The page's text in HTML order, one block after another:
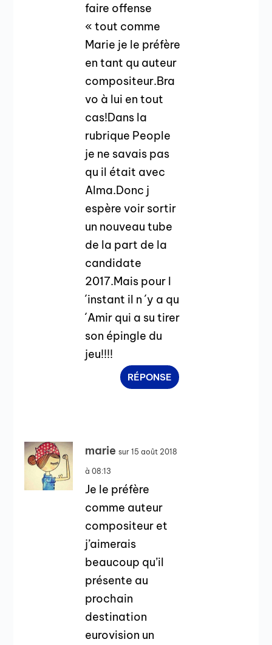
faire offense
« tout comme
Marie je le préfère
en tant qu auteur
compositeur.Bra
vo à lui en tout
cas!Dans la
rubrique People
je ne savais pas
qu il était avec
Alma.Donc j
espère voir sortir
un nouveau tube
de la part de la
candidate
2017.Mais pour l
´instant il n ´y a qu
´Amir qui a su tirer
son épingle du
jeu!!!!
RÉPONSE
marie sur 15 août 2018
à 08:13
Je le préfère
comme auteur
compositeur et
j’aimerais
beaucoup qu’il
présente au
prochain
destination
eurovision un